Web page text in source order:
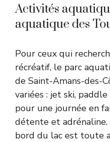
Activités
aquatique des
Pour ceux qui
récréatif, le parc
de Saint-Amans-des-
variées : jet ski,
pour une journée en
détente et adrénaline.
bord du lac est toute